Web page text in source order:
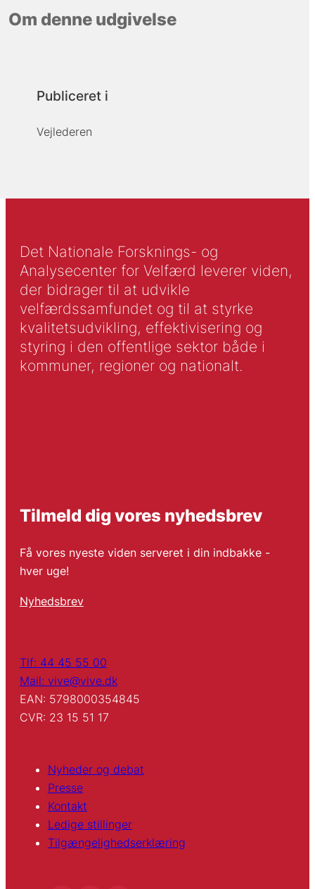
Om denne udgivelse
Publiceret i
Vejlederen
Det Nationale Forsknings- og
Analysecenter for Velfærd leverer viden,
der bidrager til at udvikle
velfærdssamfundet og til at styrke
kvalitetsudvikling, effektivisering og
styring i den offentlige sektor både i
kommuner, regioner og nationalt.
Tilmeld dig vores nyhedsbrev
Få vores nyeste viden serveret i din indbakke -
hver uge!
Nyhedsbrev
Tlf: 44 45 55 00
Mail: vive@vive.dk
EAN: 5798000354845
CVR: 23 15 51 17
Nyheder og debat
Presse
Kontakt
Ledige stillinger
Tilgængelighedserklæring